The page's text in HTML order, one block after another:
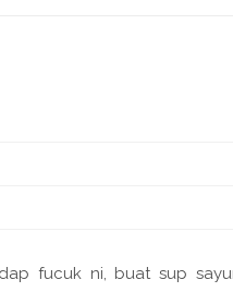
fucuk ni, buat sup